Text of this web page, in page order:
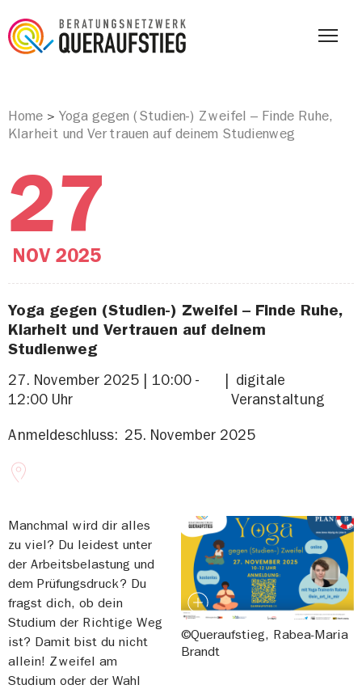
Home > Yoga gegen (Studien-) Zweifel – Finde Ruhe,
Klarheit und Vertrauen auf deinem Studienweg
27
NOV 2025
Yoga gegen (Studien-) Zweifel – Finde Ruhe,
Klarheit und Vertrauen auf deinem
Studienweg
27. November 2025 | 10:00 -
12:00 Uhr
digitale
Veranstaltung
Anmeldeschluss: 25. November 2025
©Queraufstieg, Rabea-Maria
Brandt
Manchmal wird dir alles
zu viel? Du leidest unter
der Arbeitsbelastung und
dem Prüfungsdruck? Du
fragst dich, ob dein
Studium der Richtige Weg
ist? Damit bist du nicht
allein! Zweifel am
Studium oder der Wahl